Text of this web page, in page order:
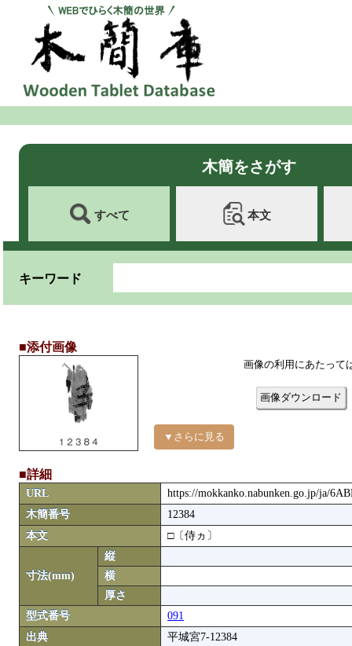
木簡をさがす
すべて 本文
キーワード
■添付画像
▼さらに見る
画像の利用にあたって
画像ダウンロード
■詳細
URL
https://mokkanko.nabunken.go.jp/ja/
木簡番号
12384
本文
□〔侍ヵ〕
寸法(mm)
縦
横
厚さ
型式番号
091
出典
平城宮7-12384